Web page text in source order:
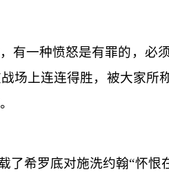
有一种愤怒是有罪的，必
场上连连得胜，被大家所
了希罗底对施洗约翰“怀恨